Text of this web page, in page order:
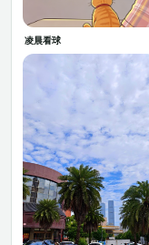
凌晨看球